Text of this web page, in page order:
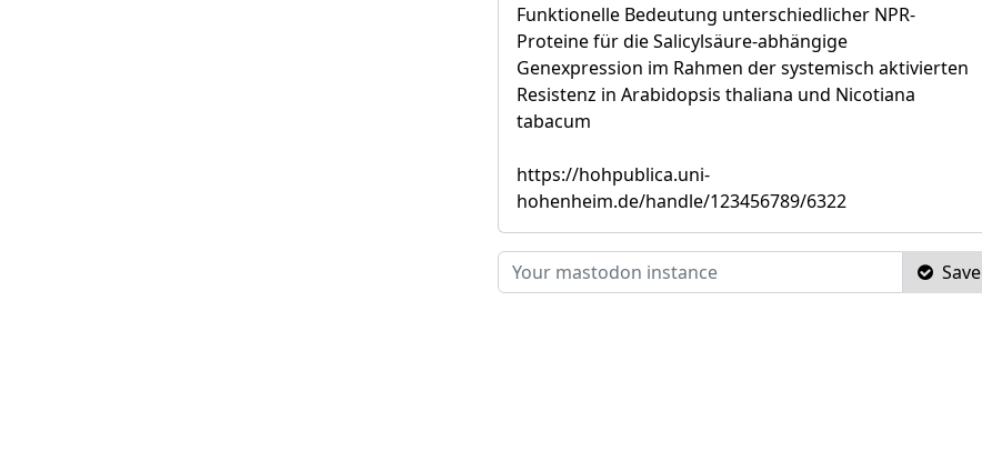
Funktionelle Bedeutung unterschiedlicher NPR-
Proteine für die Salicylsäure-abhängige
Genexpression im Rahmen der systemisch aktivierten
Resistenz in Arabidopsis thaliana und Nicotiana
tabacum
https://hohpublica.uni-
hohenheim.de/handle/123456789/6322
Save